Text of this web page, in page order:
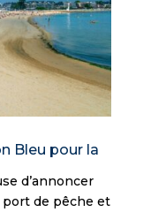
Bleu pour la
d’annoncer
port de pêche et